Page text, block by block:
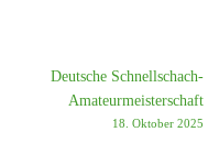
Deutsche Schnellschach-
Amateurmeisterschaft
18. Oktober 2025